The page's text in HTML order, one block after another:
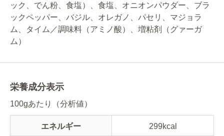
ック、でん粉、食塩）、食塩、オニオンパウダー、ブラ
ックペッパー、バジル、オレガノ、パセリ、マジョラ
ム、タイム／調味料（アミノ酸）、増粘剤（グァーガ
ム）
栄養成分表示
100gあたり（分析値）
エネルギー 299kcal